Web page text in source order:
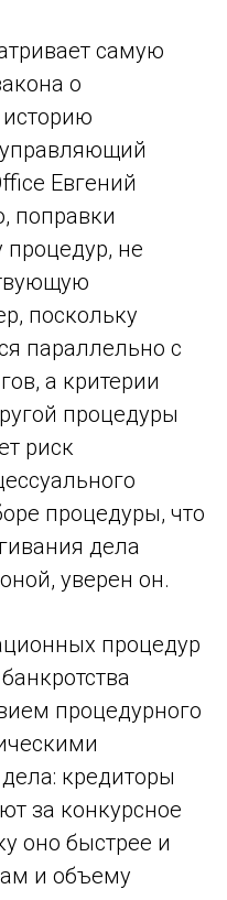
самую
о
историю
Евгений
поправки
процедур, не
поскольку
параллельно с
а критерии
процедуры
риск
процедуры, что
дела
уверен он.
процедур
процедурного
кредиторы
за конкурсное
оно быстрее и
и объему